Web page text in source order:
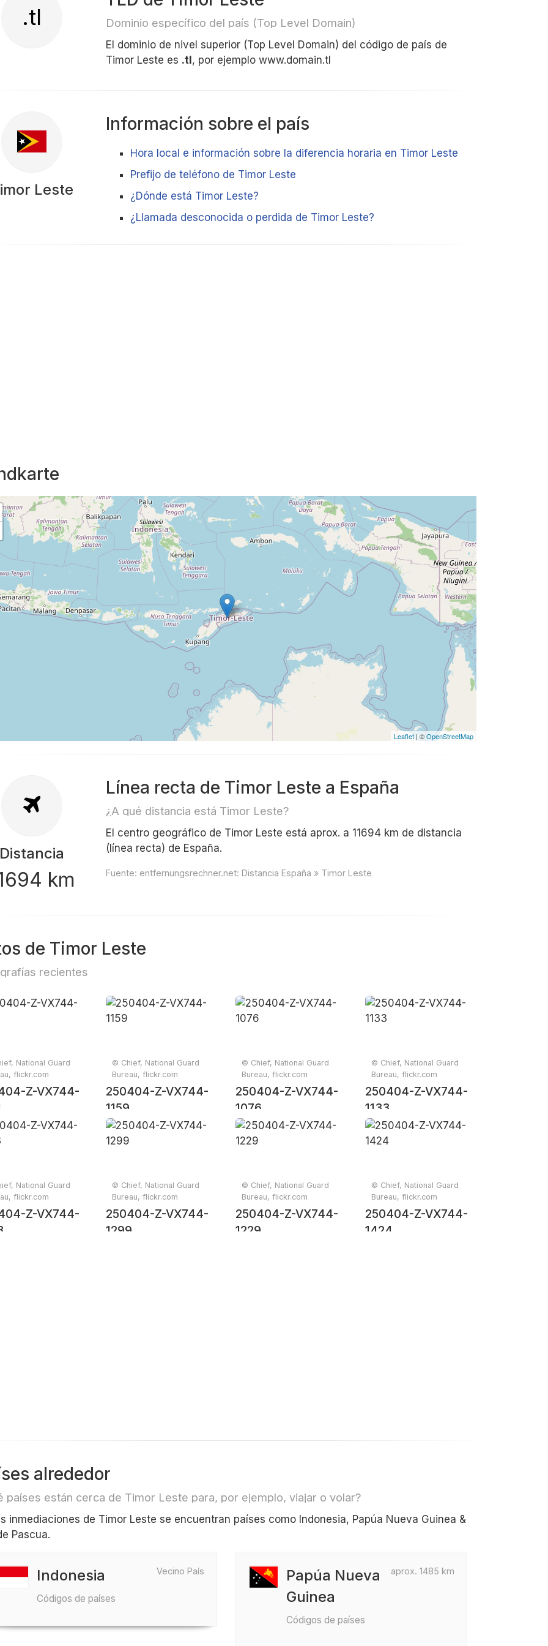
.tl Dominio específico del país (Top Level Domain)
El dominio de nivel superior (Top Level Domain) del código de país de
Timor Leste es .tl , por ejemplo www.domain.tl
Leste
Información sobre el país
Hora local e información sobre la diferencia horaria en Timor Leste
Prefijo de teléfono de Timor Leste
¿Dónde está Timor Leste?
¿Llamada desconocida o perdida de Timor Leste?
Leaflet | ©OpenStreetMap
Distancia
km
Línea recta de Timor Leste a España
¿A qué distancia está Timor Leste?
El centro geográfico de Timor Leste está aprox. a 11694 km de distancia
(línea recta) de España.
Fuente: entfernungsrechner.net: Distancia España » Timor Leste
de Timor Leste
recientes
National Guard
flickr.com
Z-VX744-
© Chief, National Guard
Bureau, flickr.com
250404-Z-VX744-
1159
© Chief, National Guard
Bureau, flickr.com
250404-Z-VX744-
1076
© Chief, National Guard
Bureau, flickr.com
250404-Z-VX744-
1133
National Guard
flickr.com
Z-VX744-
© Chief, National Guard
Bureau, flickr.com
250404-Z-VX744-
1299
© Chief, National Guard
Bureau, flickr.com
250404-Z-VX744-
1229
© Chief, National Guard
Bureau, flickr.com
250404-Z-VX744-
1424
alrededor
países están cerca de Timor Leste para, por ejemplo, viajar o volar?
inmediaciones de Timor Leste se encuentran países como Indonesia, Papúa Nueva Guinea &
Pascua.
Vecino País
Indonesia
Códigos de países
aprox. 1485 km
Papúa Nueva
Guinea
Códigos de países